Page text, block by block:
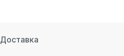
Доставка